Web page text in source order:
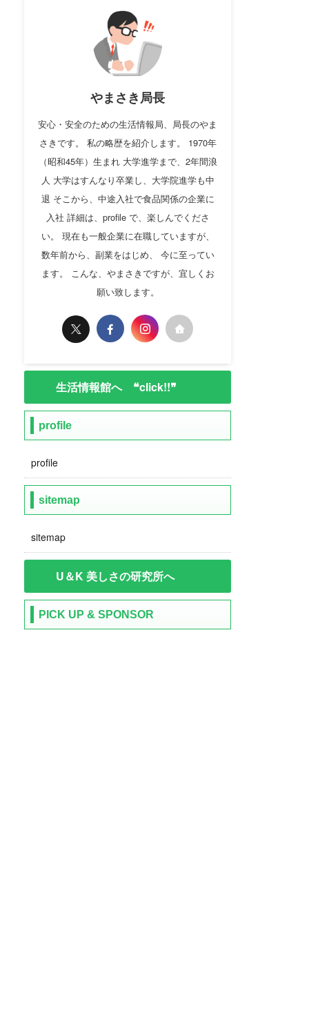
やまさき局長
安心・安全のための生活情報局、局長のやま
さきです。 私の略歴を紹介します。 1970年
（昭和45年）生まれ 大学進学まで、2年間浪
人 大学はすんなり卒業し、大学院進学も中
退 そこから、中途入社で食品関係の企業に
入社 詳細は、profile で、楽しんでくださ
い。 現在も一般企業に在職していますが、
数年前から、副業をはじめ、 今に至ってい
ます。 こんな、やまさきですが、宜しくお
願い致します。
生活情報館へ ❝click!!❞
profile
profile
sitemap
sitemap
U＆K 美しさの研究所へ
PICK UP & SPONSOR